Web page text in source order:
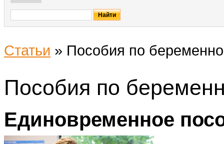
Статьи » Пособия по
Пособия по
Единовременное